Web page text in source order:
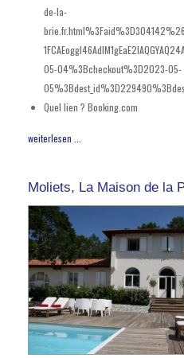
de-la-
05-04%3Bcheckout%3D2023-05-
Quel lien ? Booking.com
weiterlesen ...
Moliets, La Maison de la